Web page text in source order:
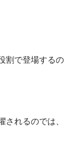
割で登場するの
されるのでは、